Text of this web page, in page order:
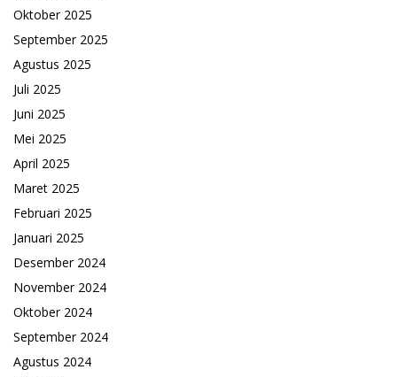
Oktober 2025
September 2025
Agustus 2025
Juli 2025
Juni 2025
Mei 2025
April 2025
Maret 2025
Februari 2025
Januari 2025
Desember 2024
November 2024
Oktober 2024
September 2024
Agustus 2024